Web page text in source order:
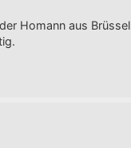
Homann aus Brüssel